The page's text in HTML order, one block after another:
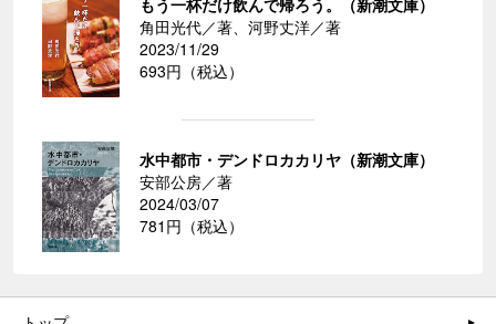
もう一杯だけ飲んで帰ろう。（新潮文庫）
角田光代／著、河野丈洋／著
2023/11/29
693円（税込）
水中都市・デンドロカカリヤ（新潮文庫）
安部公房／著
2024/03/07
781円（税込）